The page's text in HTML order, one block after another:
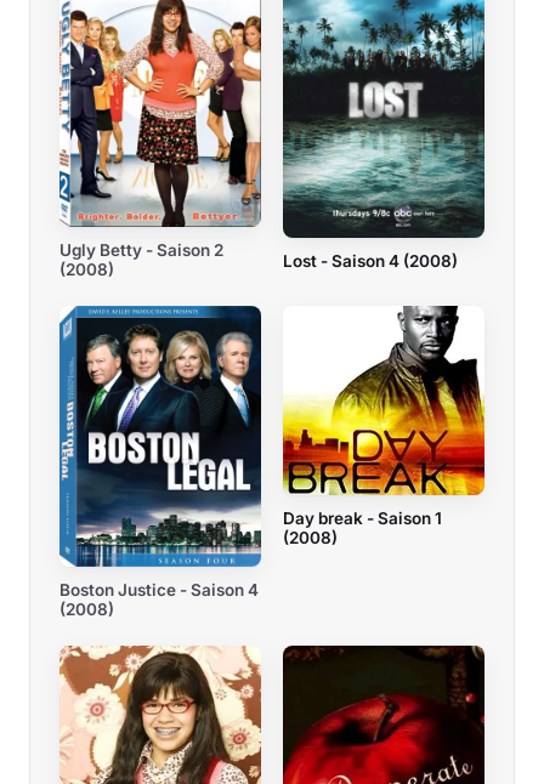
Ugly Betty - Saison 2
(2008)
Lost - Saison 4 (2008)
Boston Justice - Saison 4
(2008)
Day break - Saison 1
(2008)